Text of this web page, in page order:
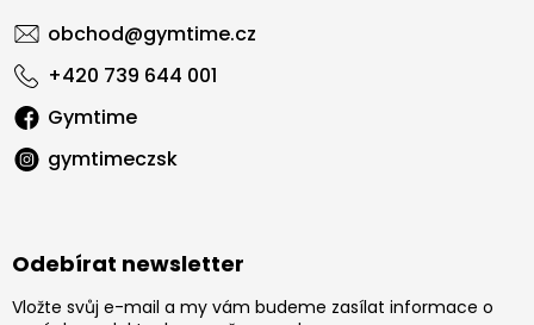
obchod@gymtime.cz
+420 739 644 001
Gymtime
gymtimeczsk
Odebírat newsletter
Vložte svůj e-mail a my vám budeme zasílat informace o